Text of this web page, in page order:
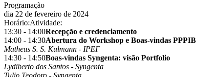
Programação
dia 22 de fevereiro de 2024
Horário:Atividade:
13:30 - 14:00Recepção e credenciamento
14:00 - 14:30Abertura do Workshop e Boas-vindas PPPIB
Matheus S. S. Kulmann - IPEF
14:30 - 14:50Boas-vindas Syngenta: visão Portfolio
Lydiberto dos Santos - Syngenta
Tulio Teodoro - Syngenta